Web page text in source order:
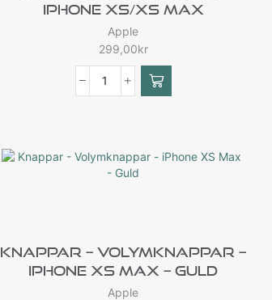
IPhone XS/XS Max
Apple
299,00kr
Knappar – Volymknappar –
IPhone XS Max – Guld
Apple